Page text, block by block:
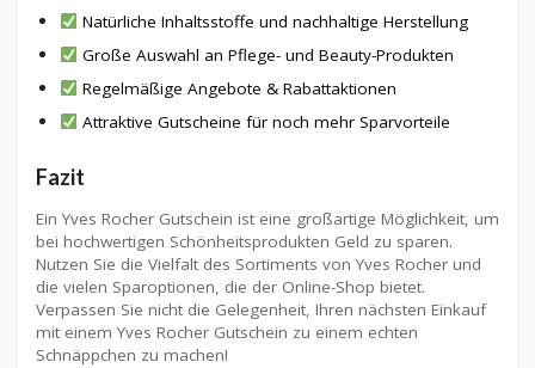
Natürliche Inhaltsstoffe und nachhaltige Herstellung
Große Auswahl an Pflege- und Beauty-Produkten
Regelmäßige Angebote & Rabattaktionen
Attraktive Gutscheine für noch mehr Sparvorteile
Fazit
Ein Yves Rocher Gutschein ist eine großartige Möglichkeit, um
bei hochwertigen Schönheitsprodukten Geld zu sparen.
Nutzen Sie die Vielfalt des Sortiments von Yves Rocher und
die vielen Sparoptionen, die der Online-Shop bietet.
Verpassen Sie nicht die Gelegenheit, Ihren nächsten Einkauf
mit einem Yves Rocher Gutschein zu einem echten
Schnäppchen zu machen!